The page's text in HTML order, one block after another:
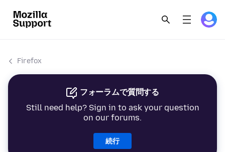
Firefox
フォーラムで質問する
Still need help? Sign in to ask your question
on our forums.
続行